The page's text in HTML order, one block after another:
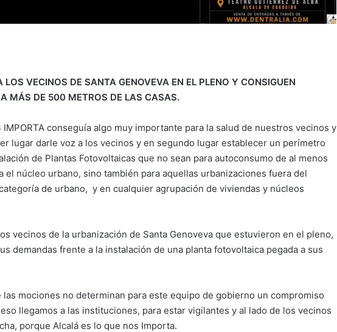
VECINOS DE SANTA GENOVEVA EN EL PLENO Y CONSIGUEN
MÁS DE 500 METROS DE LAS CASAS.
IMPORTA conseguía algo muy importante para la salud de nuestros vecinos y
lugar darle voz a los vecinos y en segundo lugar establecer un perímetro
de Plantas Fotovoltaicas que no sean para autoconsumo de al menos
el núcleo urbano, sino también para aquellas urbanizaciones fuera del
de urbano, y en cualquier agrupación de viviendas y núcleos
vecinos de la urbanización de Santa Genoveva que estuvieron en el pleno,
demandas frente a la instalación de una planta fotovoltaica pegada a sus
las mociones no determinan para este equipo de gobierno un compromiso
llegamos a las instituciones, para estar vigilantes y al lado de los vecinos
porque Alcalá es lo que nos Importa.